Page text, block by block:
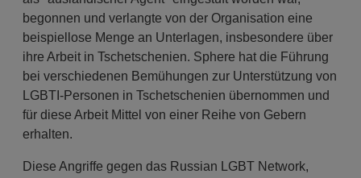
begonnen und verlangte von der Organisation eine
beispiellose Menge an Unterlagen, insbesondere über
ihre Arbeit in Tschetschenien. Sphere hat die Führung
bei verschiedenen Bemühungen zur Unterstützung von
LGBTI-Personen in Tschetschenien übernommen und
für diese Arbeit Mittel von einer Reihe von Gebern
erhalten.
Diese Angriffe gegen das Russian LGBT Network,